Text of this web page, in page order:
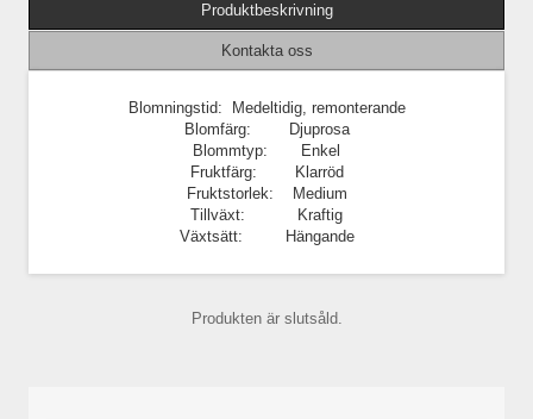
Produktbeskrivning
Kontakta oss
Blomningstid: Medeltidig, remonterande
Blomfärg: Djuprosa
Blommtyp: Enkel
Fruktfärg: Klarröd
Fruktstorlek: Medium
Tillväxt: Kraftig
Växtsätt: Hängande
Produkten är slutsåld.